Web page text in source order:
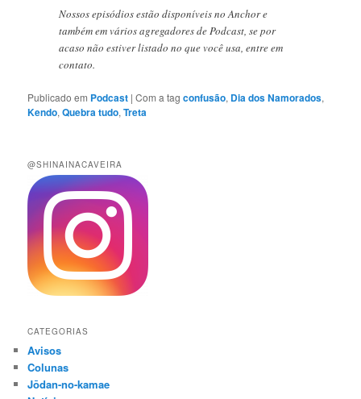
Nossos episódios estão disponíveis no Anchor e
também em vários agregadores de Podcast, se por
acaso não estiver listado no que você usa, entre em
contato.
Publicado em Podcast |Com a tagconfusão, Dia dos Namorados,
Kendo,Quebra tudo,Treta
@SHINAINACAVEIRA
CATEGORIAS
Avisos
Colunas
Jōdan-no-kamae